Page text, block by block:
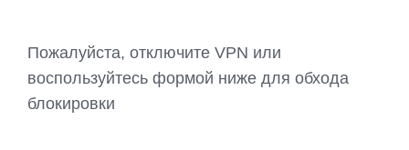
Пожалуйста, отключите VPN или
воспользуйтесь формой ниже для обхода
блокировки